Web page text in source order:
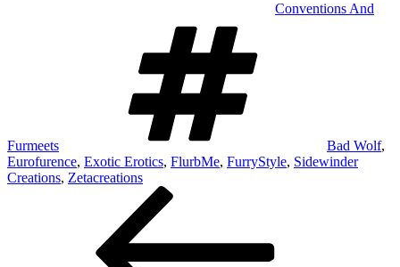
Conventions And
Furmeets Bad Wolf,
Eurofurence, Exotic Erotics, FlurbMe, FurryStyle, Sidewinder
Creations, Zetacreations
Beitragsnavigation